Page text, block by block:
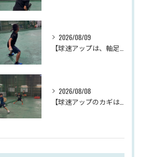
2026/08/09
【球速アップは、軸足のパワーポジションから。
2026/08/08
【球速アップのカギは、下半身の体重移動。